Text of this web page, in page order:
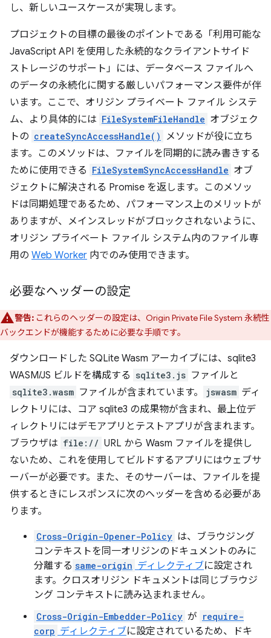
し、新しいユースケースが実現します。
プロジェクトの目標の最後のポイントである「利用可能な
JavaScript API を使用した永続的なクライアントサイド
ストレージのサポート」には、データベース ファイルへ
のデータの永続化に関する厳しいパフォーマンス要件が伴
います。ここで、オリジン プライベート ファイル システ
ム、より具体的には FileSystemFileHandle オブジェク
トの createSyncAccessHandle()
メソッドが役に立ち
ます。このメソッドは、ファイルを同期的に読み書きする
ために使用できる FileSystemSyncAccessHandle オブ
ジェクトに解決される Promise を返します。このメソッ
ドは同期処理であるため、パフォーマンス上のメリットが
ありますが、メインスレッドがブロックされないように、
オリジン プライベート ファイル システム内のファイル専
用の Web Worker 内でのみ使用できます。
必要なヘッダーの設定
警告: これらのヘッダーの設定は、Origin Private File System 永続性
バックエンドが機能するために必要な手順です。
ダウンロードした SQLite Wasm アーカイブには、sqlite3
WASM/JS ビルドを構成する sqlite3.js ファイルと
sqlite3.wasm ファイルが含まれています。 jswasm ディ
レクトリには、コア sqlite3 の成果物が含まれ、最上位デ
ィレクトリにはデモアプリとテストアプリが含まれます。
ブラウザは file:// URL から Wasm ファイルを提供し
ないため、これを使用してビルドするアプリにはウェブサ
ーバーが必要です。また、そのサーバーは、ファイルを提
供するときにレスポンスに次のヘッダーを含める必要があ
ります。
Cross-Origin-Opener-Policy は、ブラウジング
コンテキストを同一オリジンのドキュメントのみに
分離する same-origin ディレクティブに設定され
ます。クロスオリジン ドキュメントは同じブラウジ
ング コンテキストに読み込まれません。
Cross-Origin-Embedder-Policy が require-
corp ディレクティブに設定されているため、ドキ